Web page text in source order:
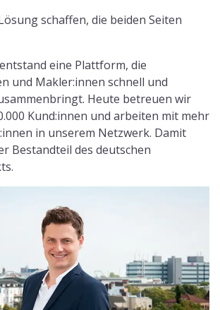
schaffen, die beiden Seiten
eine Plattform, die
und Makler:innen schnell und
Heute betreuen wir
Kund:innen und arbeiten mit mehr
in unserem Netzwerk. Damit
Bestandteil des deutschen